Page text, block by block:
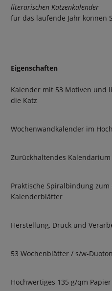
literarischen Katzenkalender
für das laufende Jahr können
Eigenschaften
Kalender mit 53 Motiven und
die Katz
Wochenwandkalender im
Zurückhaltendes Kalendarium
Praktische Spiralbindung
Kalenderblätter
Herstellung, Druck und
53 Wochenblätter / s/w-
Hochwertiges 135 g/qm Papier